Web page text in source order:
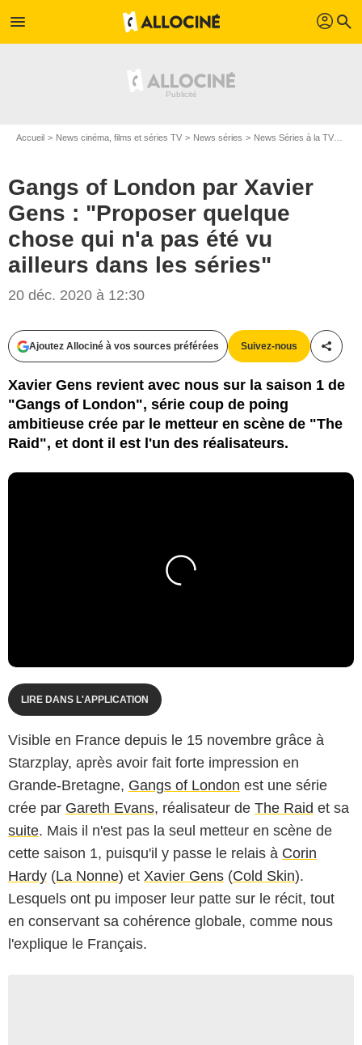
menu profil search
Accueil News cinéma, films et séries TV News séries News Séries à la TV
Gangs of London par Xavier
Gens : "Proposer quelque
chose qui n'a pas été vu
ailleurs dans les séries"
20 déc. 2020 à 12:30
Ajoutez Allociné à vos sources préférées Suivez-nous
Xavier Gens revient avec nous sur la saison 1 de
"Gangs of London", série coup de poing
ambitieuse crée par le metteur en scène de "The
Raid", et dont il est l'un des réalisateurs.
LIRE DANS L'APPLICATION
Visible en France depuis le 15 novembre grâce à
Starzplay, après avoir fait forte impression en
Grande-Bretagne, Gangs of London est une série
crée par Gareth Evans, réalisateur de The Raid et sa
suite. Mais il n'est pas la seul metteur en scène de
cette saison 1, puisqu'il y passe le relais à Corin
Hardy (La Nonne) et Xavier Gens (Cold Skin).
Lesquels ont pu imposer leur patte sur le récit, tout
en conservant sa cohérence globale, comme nous
l'explique le Français.